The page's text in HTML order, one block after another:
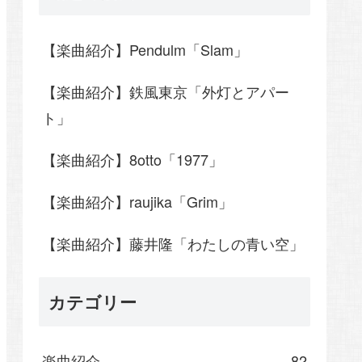
【楽曲紹介】Pendulm「Slam」
【楽曲紹介】鉄風東京「外灯とアパー
ト」
【楽曲紹介】8otto「1977」
【楽曲紹介】raujika「Grim」
【楽曲紹介】藤井隆「わたしの青い空」
カテゴリー